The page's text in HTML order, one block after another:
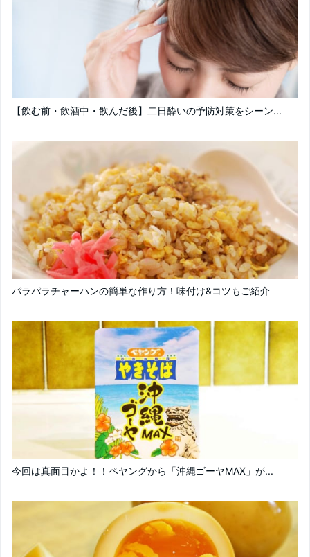
【飲む前・飲酒中・飲んだ後】二日酔いの予防対策をシーン...
パラパラチャーハンの簡単な作り方！味付け&コツもご紹介
今回は真面目かよ！！ペヤングから「沖縄ゴーヤMAX」が...